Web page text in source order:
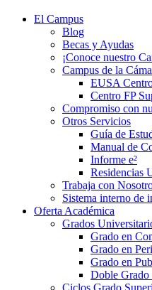
El Campus
Blog
Becas y Ayudas
¡Conoce nuestro
Campus de la
EUSA
Centro FP
Compromiso con
Otros Servicios
Guía de
Manual de
Informe e²
Residencias
Trabaja con
Sistema interno de
Oferta Académica
Grados
Grado en
Grado en
Grado en
Doble Grado
Ciclos Grado